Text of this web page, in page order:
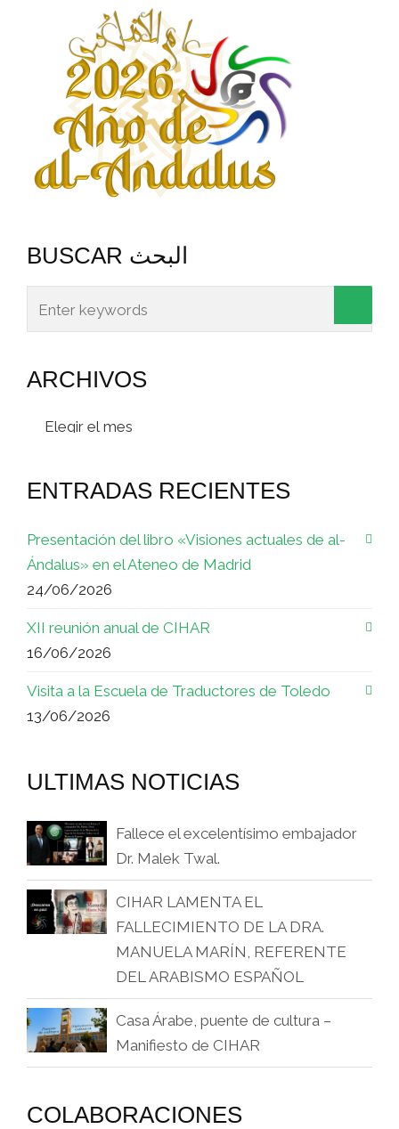
BUSCAR البحث
ARCHIVOS
ENTRADAS RECIENTES
Presentación del libro «Visiones actuales de al-
Ándalus» en el Ateneo de Madrid
24/06/2026
XII reunión anual de CIHAR
16/06/2026
Visita a la Escuela de Traductores de Toledo
13/06/2026
ULTIMAS NOTICIAS
Fallece el excelentísimo embajador
Dr. Malek Twal.
CIHAR LAMENTA EL
FALLECIMIENTO DE LA DRA.
MANUELA MARÍN, REFERENTE
DEL ARABISMO ESPAÑOL
Casa Árabe, puente de cultura –
Manifiesto de CIHAR
COLABORACIONES